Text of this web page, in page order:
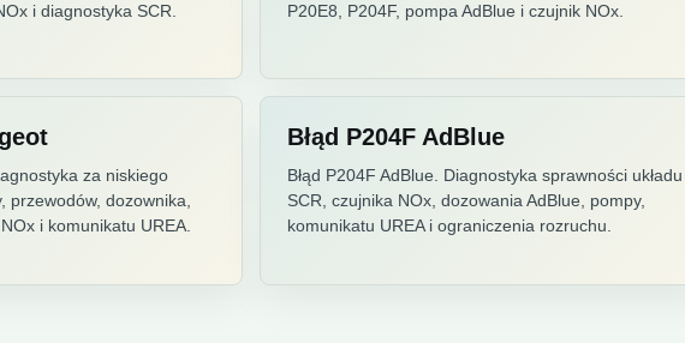
i diagnostyka SCR.
P20E8, P204F, pompa AdBlue i czujnik NOx.
za niskiego
przewodów, dozownika,
i komunikatu UREA.
Błąd P204F AdBlue
Błąd P204F AdBlue. Diagnostyka sprawności układu
SCR, czujnika NOx, dozowania AdBlue, pompy,
komunikatu UREA i ograniczenia rozruchu.